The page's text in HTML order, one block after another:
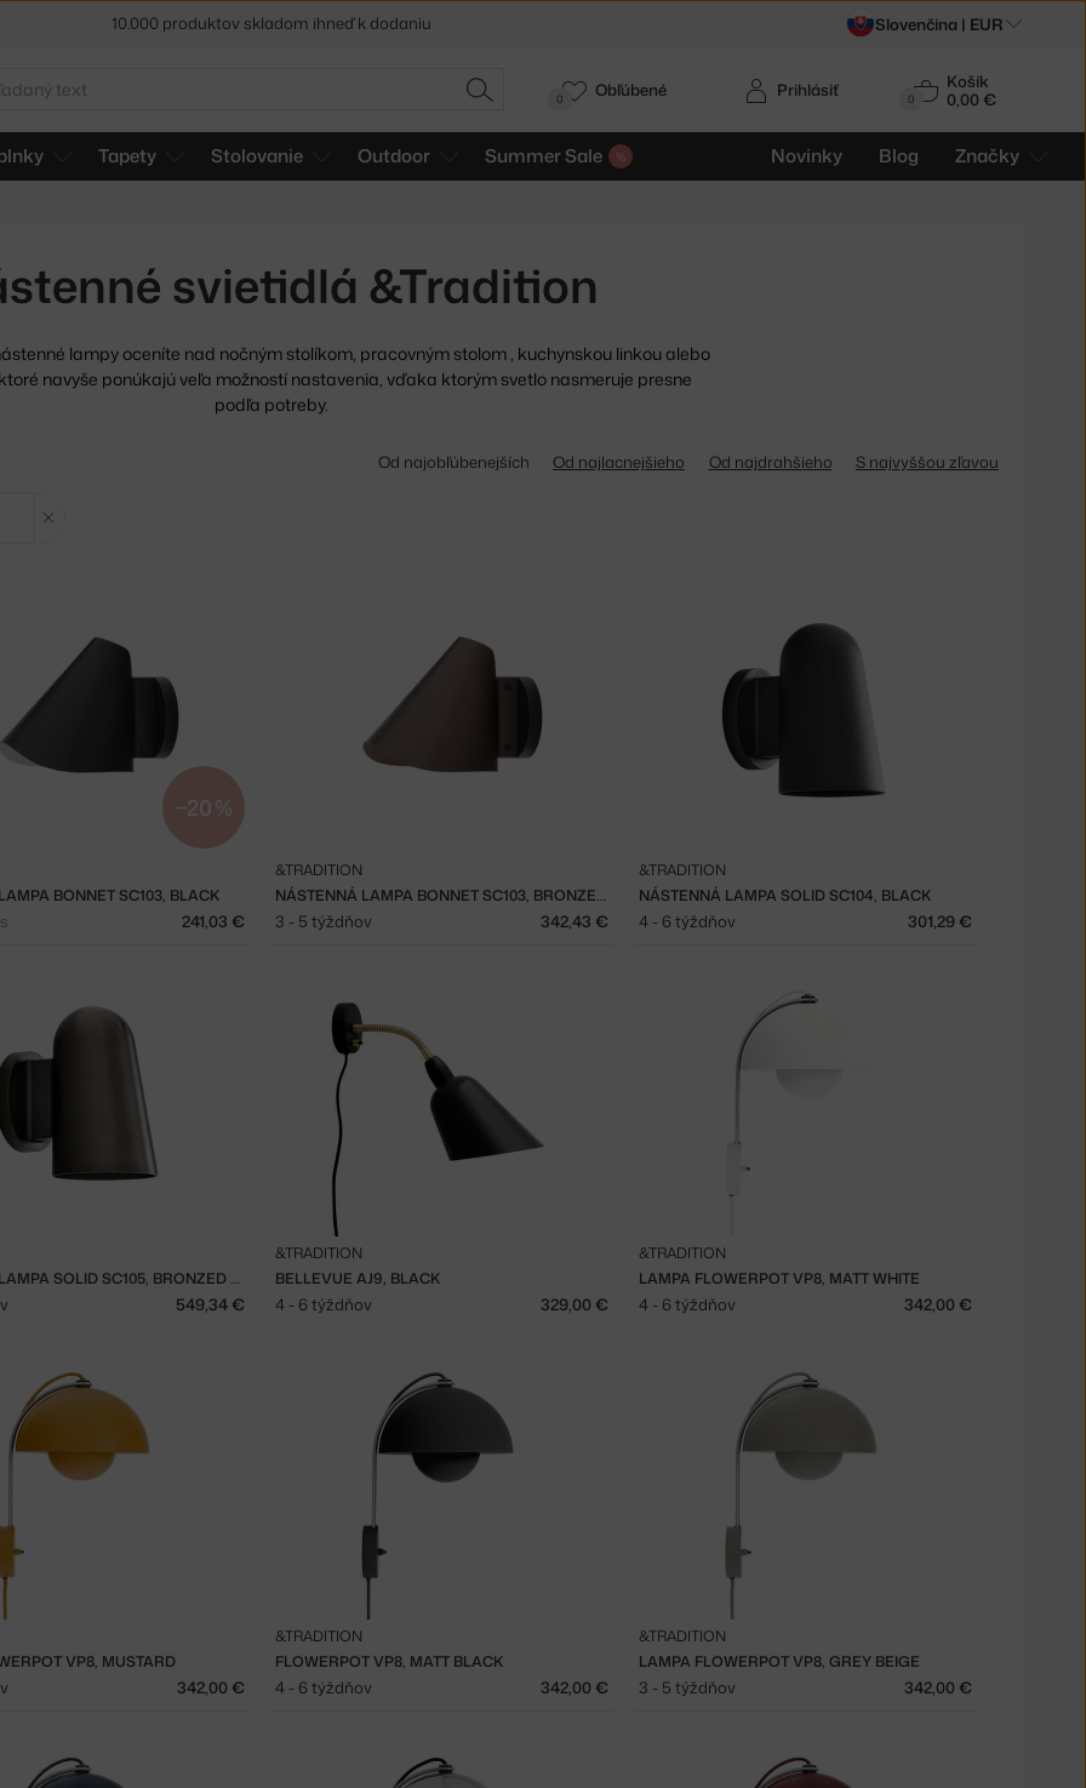
HĽADAŤ 0
Košík
0,00 €
Tapety Stolovanie Outdoor Summer Sale Novinky Blog Značky
Prihlásiť
0 Obľúbené
svietidlá &Tradition
lampy oceníte nad nočným stolíkom, pracovným stolom , kuchynskou linkou alebo
navyše ponúkajú veľa možností nastavenia, vďaka ktorým svetlo nasmeruje presne
podľa potreby.
Od najobľúbenejších Od najlacnejšieho Od najdrahšieho S najvyššou zľavou
−20 %
BONNET SC103, BLACK
241,03 €
NÁSTENNÁ LAMPA BONNET SC103, BRONZED/BLACK
&TRADITION
3 - 5 týždňov 342,43 €
NÁSTENNÁ LAMPA SOLID SC104, BLACK
&TRADITION
4 - 6 týždňov 301,29 €
NÁSTENNÁ LAMPA SOLID SC105, BRONZED BRASS
549,34 €
BELLEVUE AJ9, BLACK
&TRADITION
4 - 6 týždňov 329,00 €
LAMPA FLOWERPOT VP8, MATT WHITE
&TRADITION
4 - 6 týždňov 342,00 €
VP8, MUSTARD
342,00 €
FLOWERPOT VP8, MATT BLACK
&TRADITION
4 - 6 týždňov 342,00 €
LAMPA FLOWERPOT VP8, GREY BEIGE
&TRADITION
3 - 5 týždňov 342,00 €
5 % zľava pre odberateľovnewslettera Slovenčina | EUR